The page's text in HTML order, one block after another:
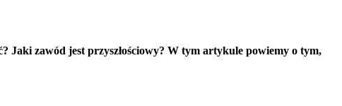
Jaki zawód jest przyszłościowy? W tym artykule powiemy o tym,